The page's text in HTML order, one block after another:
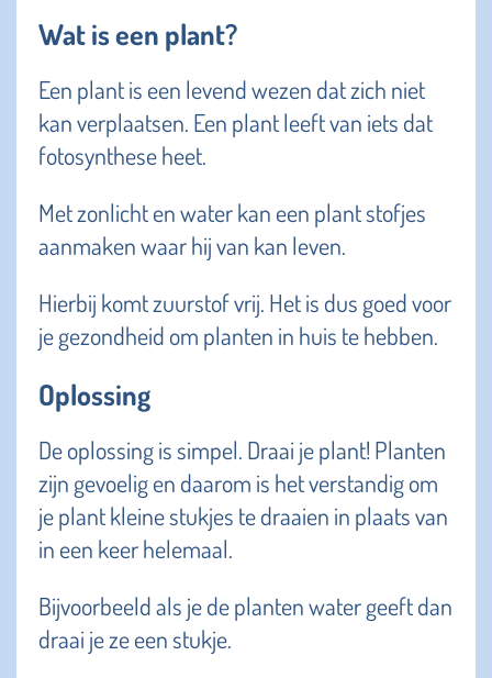
Wat is een plant?
Een plant is een levend wezen dat zich niet
kan verplaatsen. Een plant leeft van iets dat
fotosynthese heet.
Met zonlicht en water kan een plant stofjes
aanmaken waar hij van kan leven.
Hierbij komt zuurstof vrij. Het is dus goed voor
je gezondheid om planten in huis te hebben.
Oplossing
De oplossing is simpel. Draai je plant! Planten
zijn gevoelig en daarom is het verstandig om
je plant kleine stukjes te draaien in plaats van
in een keer helemaal.
Bijvoorbeeld als je de planten water geeft dan
draai je ze een stukje.